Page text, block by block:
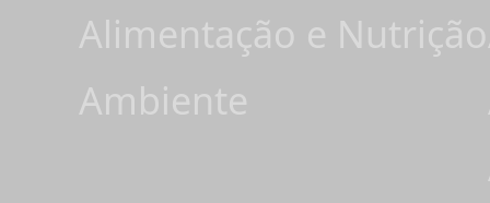
Alimentação e Nutrição
Ambiente